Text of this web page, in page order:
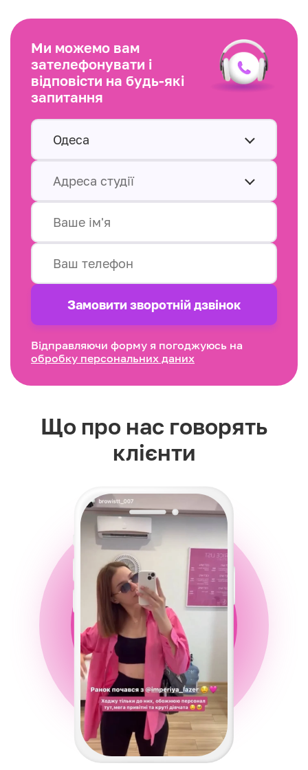
Ми можемо вам
зателефонувати і
відповісти на будь-які
запитання
Одеса
Адреса студії
Замовити зворотнiй дзвінок
Відправляючи форму я погоджуюсь на
обробку персональних даних
Що про нас говорять
клієнти